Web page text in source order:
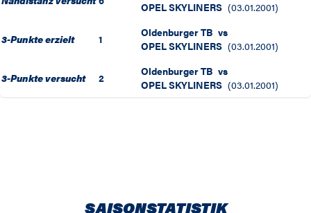
OPEL SKYLINERS (03.01.2001)
3-Punkte erzielt 1 Oldenburger TB vs
OPEL SKYLINERS (03.01.2001)
3-Punkte versucht 2 Oldenburger TB vs
OPEL SKYLINERS (03.01.2001)
SAISONSTATISTIK